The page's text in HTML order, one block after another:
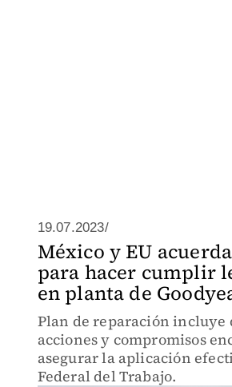
19.07.2023/
México y EU
para hacer cumplir
en planta de
Plan de reparación incluye
acciones y compromisos
asegurar la aplicación
Federal del Trabajo.